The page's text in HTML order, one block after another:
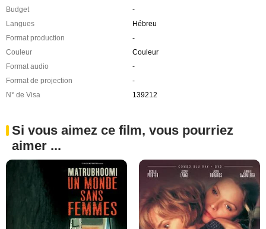
Budget
-
Langues
Hébreu
Format production
-
Couleur
Couleur
Format audio
-
Format de projection
-
N° de Visa
139212
Si vous aimez ce film, vous pourriez
aimer ...